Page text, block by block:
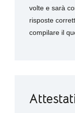
volte e sarà
risposte
compilare il